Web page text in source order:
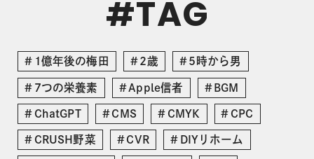
#TAG
1億年後の梅田 2歳 5時から男
7つの栄養素 Apple信者 BGM
ChatGPT CMS CMYK CPC
CRUSH野菜 CVR DIYリホーム